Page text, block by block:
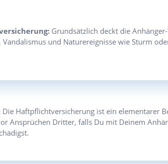
Grundsätzlich deckt die
und Naturereignisse wie Sturm
Die Haftpflichtversicherung ist ein elementarer
Ansprüchen Dritter, falls Du mit Deinem